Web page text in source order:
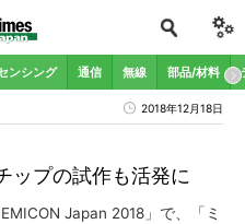
ンシング 通信 無線 部品/材料
2018年12月18日
ップの試作も活発に
Japan 2018」で、「ミ